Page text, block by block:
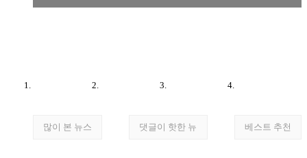
많이 본 뉴스 댓글이 핫한 뉴 베스트 추천